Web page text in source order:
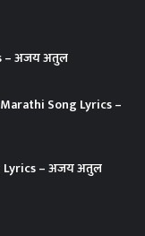
– अजय अतुल
Song Lyrics –
Lyrics – अजय अतुल